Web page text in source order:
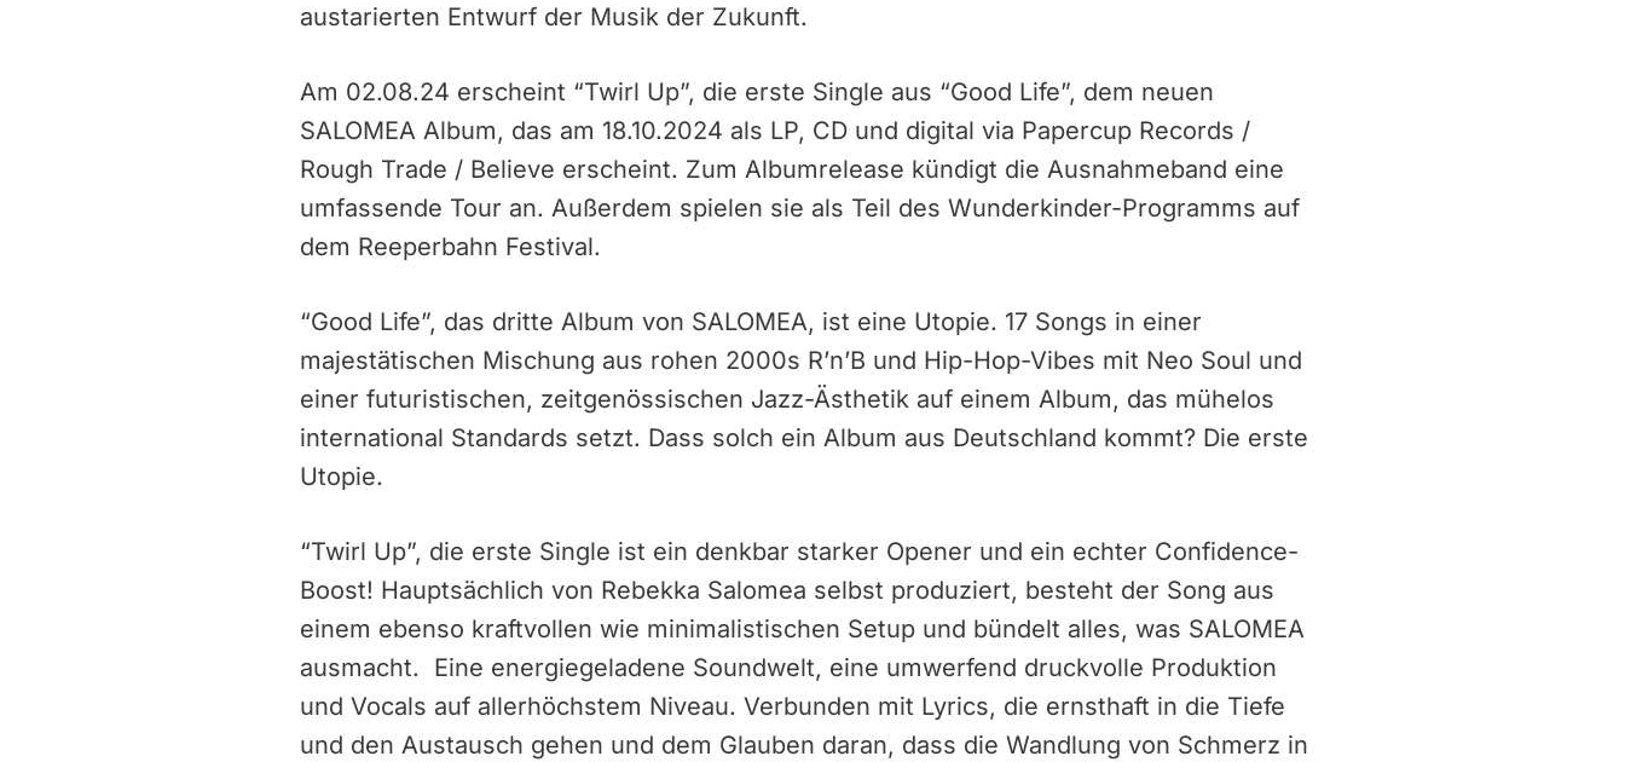
austarierten Entwurf der Musik der Zukunft.
Am 02.08.24 erscheint “Twirl Up”, die erste Single aus “Good Life”, dem neuen
SALOMEA Album, das am 18.10.2024 als LP, CD und digital via Papercup Records /
Rough Trade / Believe erscheint. Zum Albumrelease kündigt die Ausnahmeband eine
umfassende Tour an. Außerdem spielen sie als Teil des Wunderkinder-Programms auf
dem Reeperbahn Festival.
“Good Life”, das dritte Album von SALOMEA, ist eine Utopie. 17 Songs in einer
majestätischen Mischung aus rohen 2000s R’n’B und Hip-Hop-Vibes mit Neo Soul und
einer futuristischen, zeitgenössischen Jazz-Ästhetik auf einem Album, das mühelos
international Standards setzt. Dass solch ein Album aus Deutschland kommt? Die erste
Utopie.
“Twirl Up”, die erste Single ist ein denkbar starker Opener und ein echter Confidence-
Boost! Hauptsächlich von Rebekka Salomea selbst produziert, besteht der Song aus
einem ebenso kraftvollen wie minimalistischen Setup und bündelt alles, was SALOMEA
ausmacht. Eine energiegeladene Soundwelt, eine umwerfend druckvolle Produktion
und Vocals auf allerhöchstem Niveau. Verbunden mit Lyrics, die ernsthaft in die Tiefe
und den Austausch gehen und dem Glauben daran, dass die Wandlung von Schmerz in